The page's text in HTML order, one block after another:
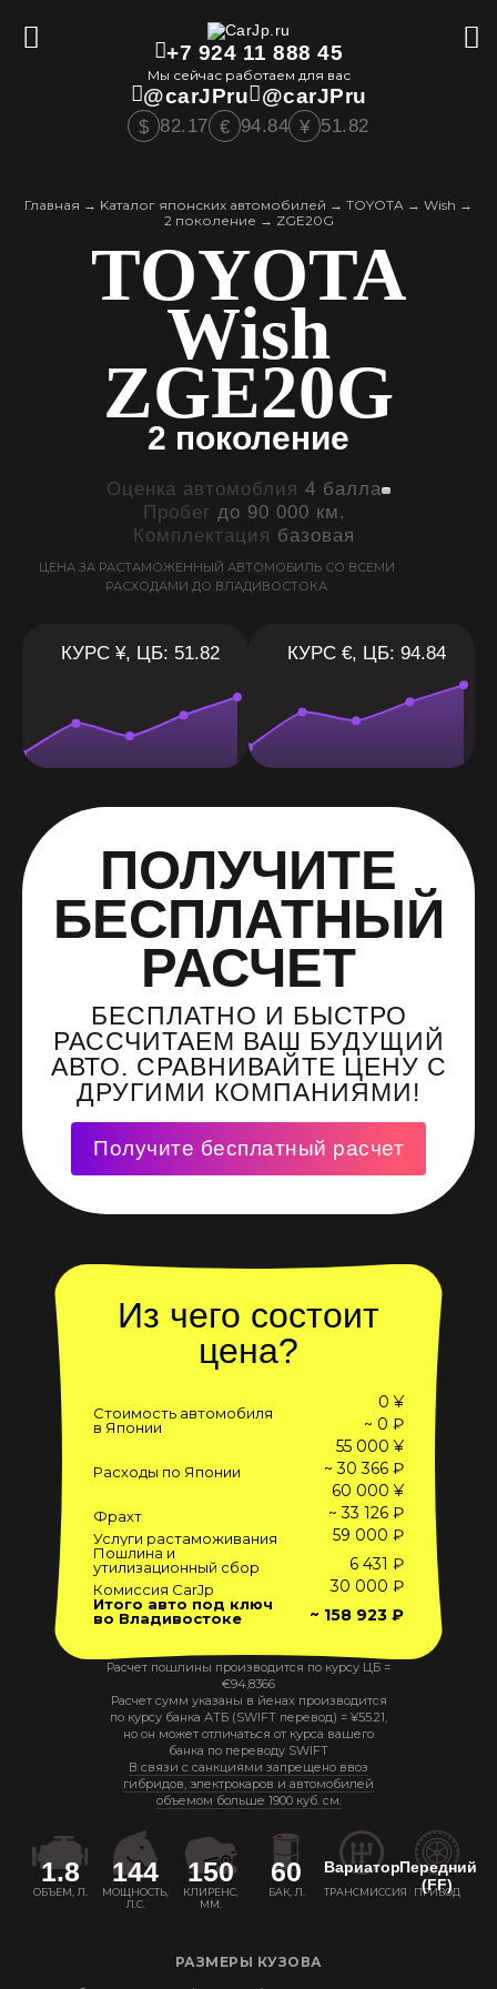
+7 924 11 888 45
Мы сейчас работаем для вас
@carJPru @carJPru
$ 82.17 € 94.84 ¥ 51.82
Главная → Kаталог японских автомобилей → TOYOTA → Wish →
2 поколение → ZGE20G
TOYOTA
Wish
ZGE20G
2 поколение
ОБЪЕМ, Л.
1.8
МОЩНОСТЬ,
Л.С.
144
КЛИРЕНС,
ММ.
150
БАК, Л.
60
ТРАНСМИССИЯ
Вариатор
ПРИВОД
Передний
(FF)
РАЗМЕРЫ КУЗОВА
Оценка автомоблия 4 балла
Пробег до 90 000 км.
Комплектация базовая
ЦЕНА ЗА РАСТАМОЖЕННЫЙ АВТОМОБИЛЬ СО ВСЕМИ
РАСХОДАМИ ДО ВЛАДИВОСТОКА
КУРС ¥, ЦБ: 51.82 КУРС €, ЦБ: 94.84
ПОЛУЧИТЕ
БЕСПЛАТНЫЙ
РАСЧЕТ
БЕСПЛАТНО И БЫСТРО
РАССЧИТАЕМ ВАШ БУДУЩИЙ
АВТО. СРАВНИВАЙТЕ ЦЕНУ С
ДРУГИМИ КОМПАНИЯМИ!
Получите бесплатный расчет
Из чего состоит
цена?
Стоимость автомобиля
в Японии
0 ¥
~ 0 ₽
Расходы по Японии
55 000 ¥
~ 30 366 ₽
Фрахт
60 000 ¥
~ 33 126 ₽
Услуги растаможивания 59 000 ₽
Пошлина и
утилизационный сбор
6 431 ₽
Комиссия CarJp 30 000 ₽
Итого авто под ключ
во Владивостоке
~ 158 923 ₽
Расчет пошлины производится по курсу ЦБ =
€94,8366
Расчет сумм указаны в йенах производится
по курсу банка АТБ (SWIFT перевод) = ¥55.21,
но он может отличаться от курса вашего
банка по переводу SWIFT
В связи с санкциями запрещено ввоз
гибридов, электрокаров и автомобилей
объемом больше 1900 куб. см.